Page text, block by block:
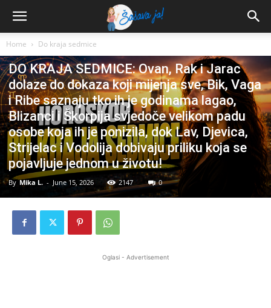
Home Do kraja sedmice
Do kraja sedmice
DO KRAJA SEDMICE: Ovan, Rak i Jarac
dolaze do dokaza koji mijenja sve, Bik, Vaga
i Ribe saznaju tko ih je godinama lagao,
Blizanci i Škorpija svjedoče velikom padu
osobe koja ih je ponizila, dok Lav, Djevica,
Strijelac i Vodolija dobivaju priliku koja se
pojavljuje jednom u životu!
By Mika L. - June 15, 2026 2147 0
Oglasi - Advertisement